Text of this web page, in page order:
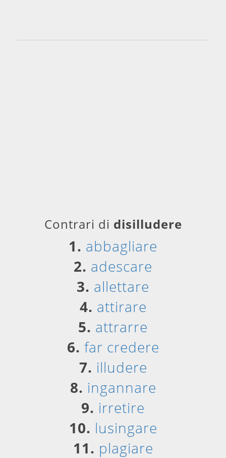
Contrari di disilludere
1. abbagliare
2. adescare
3. allettare
4. attirare
5. attrarre
6. far credere
7. illudere
8. ingannare
9. irretire
10. lusingare
11. plagiare